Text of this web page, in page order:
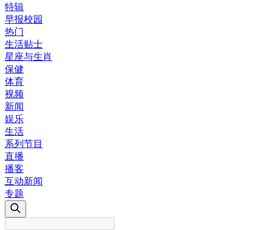
特辑
早报校园
热门
生活贴士
星座与生肖
保健
体育
视频
新闻
娱乐
生活
系列节目
直播
播客
互动新闻
专题